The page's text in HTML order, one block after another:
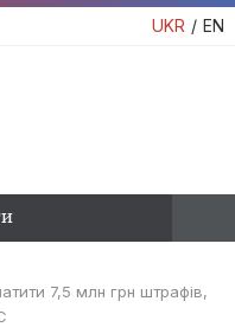
UKR EN
7,5 млн грн штрафів,